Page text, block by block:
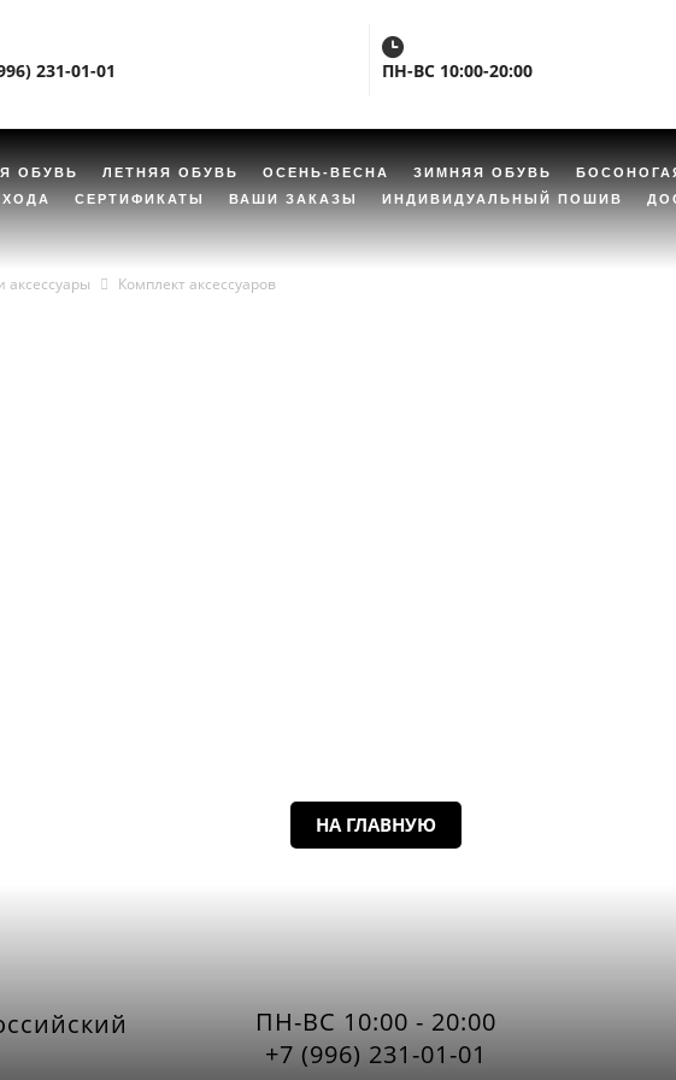
231-01-01 ПН-ВС 10:00-20:00
ОБУВЬ ЛЕТНЯЯ ОБУВЬ ОСЕНЬ-ВЕСНА ЗИМНЯЯ ОБУВЬ
СЕРТИФИКАТЫ ВАШИ ЗАКАЗЫ ИНДИВИДУАЛЬНЫЙ ПОШИВ
аксессуары Комплект аксессуаров
НА ГЛАВНУЮ
ПН-ВС 10:00 - 20:00
+7 (996) 231-01-01